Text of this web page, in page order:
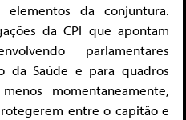
da conjuntura.
da CPI que apontam
parlamentares
da Saúde e para quadros
momentaneamente,
entre o capitão e